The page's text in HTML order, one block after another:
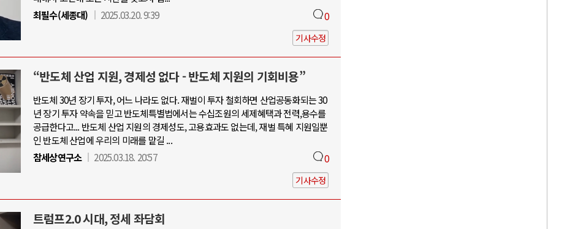
최필수(세종대)
2025.03.20. 9:39 0
기사수정
“반도체 산업 지원, 경제성 없다 - 반도체 지원의 기회비용”
반도체 30년 장기 투자, 어느 나라도 없다. 재벌이 투자 철회하면 산업공동화되는 30
년 장기 투자 약속을 믿고 반도체특별법에서는 수십조원의 세제혜택과 전력,용수를
공급한다고... 반도체 산업 지원의 경제성도, 고용효과도 없는데, 재벌 특혜 지원일뿐
인 반도체 산업에 우리의 미래를 맡길 ...
참세상연구소
2025.03.18. 20:57 0
기사수정
트럼프2.0 시대, 정세 좌담회